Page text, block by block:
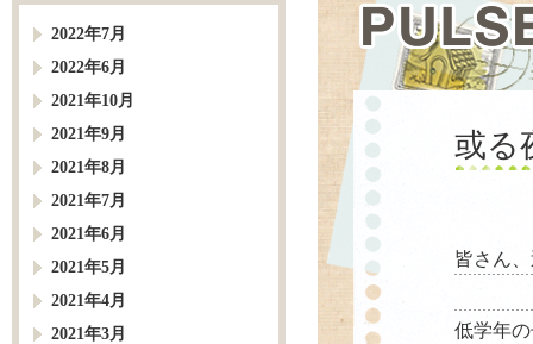
2022年7月
2022年6月
2021年10月
2021年9月
2021年8月
2021年7月
2021年6月
2021年5月
2021年4月
2021年3月
或る
皆さん
低学年